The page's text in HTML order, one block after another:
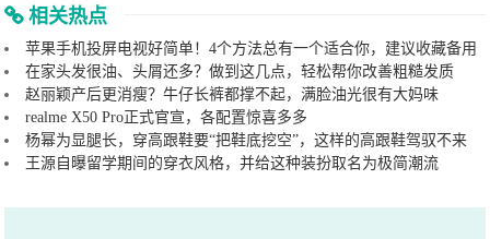
相关热点
苹果手机投屏电视好简单！4个方法总有一个适合你，建议收藏备用
在家头发很油、头屑还多？做到这几点，轻松帮你改善粗糙发质
赵丽颖产后更消瘦？牛仔长裤都撑不起，满脸油光很有大妈味
realme X50 Pro正式官宣，各配置惊喜多多
杨幂为显腿长，穿高跟鞋要“把鞋底挖空”，这样的高跟鞋驾驭不来
王源自曝留学期间的穿衣风格，并给这种装扮取名为极简潮流